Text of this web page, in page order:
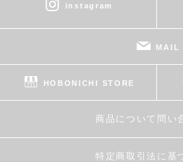
instagram
MAIL
HOBONICHI STORE
商品について問い
特定商取引法に基